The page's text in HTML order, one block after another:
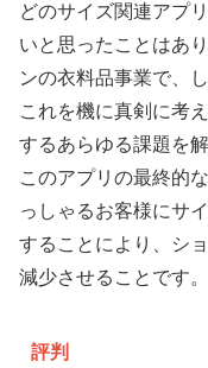
どのサイズ関連アプ
いと思ったことはあ
ンの衣料品事業で、
これを機に真剣に考
するあらゆる課題を
このアプリの最終的
っしゃるお客様にサ
することにより、シ
減少させることです。
評判